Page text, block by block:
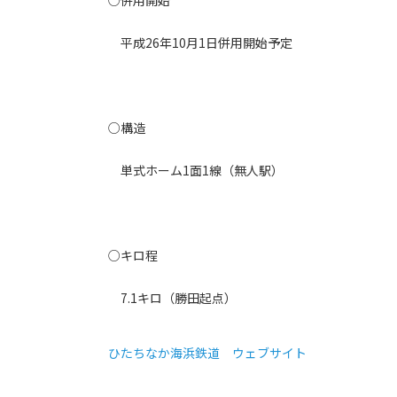
平成26年10月1日併用開始予定
○構造
単式ホーム1面1線（無人駅）
○キロ程
7.1キロ（勝田起点）
ひたちなか海浜鉄道 ウェブサイト